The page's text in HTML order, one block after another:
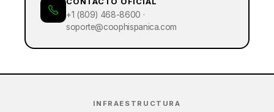
+1 (809) 468-8600 ·
soporte@coophispanica.com
INFRAESTRUCTURA